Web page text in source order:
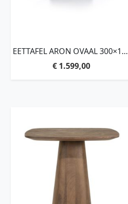
EETTAFEL ARON OVAAL 300×110
– ZWART
€ 1.599,00